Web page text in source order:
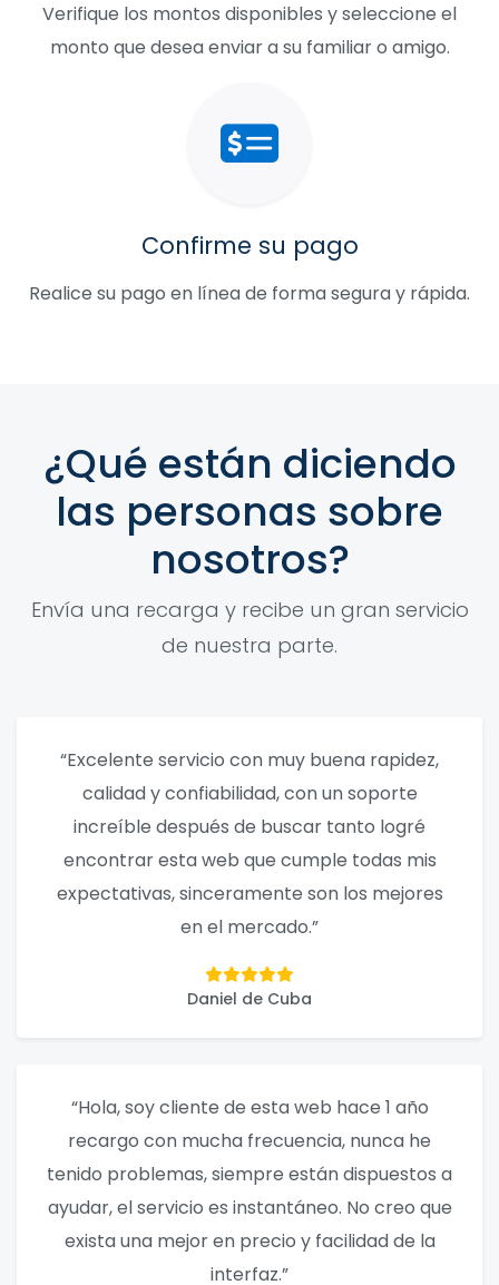
Verifique los montos disponibles y seleccione el
monto que desea enviar a su familiar o amigo.
Confirme su pago
Realice su pago en línea de forma segura y rápida.
¿Qué están diciendo
las personas sobre
nosotros?
Envía una recarga y recibe un gran servicio
de nuestra parte.
“Excelente servicio con muy buena rapidez,
calidad y confiabilidad, con un soporte
increíble después de buscar tanto logré
encontrar esta web que cumple todas mis
expectativas, sinceramente son los mejores
en el mercado.”
Daniel de Cuba
“Hola, soy cliente de esta web hace 1 año
recargo con mucha frecuencia, nunca he
tenido problemas, siempre están dispuestos a
ayudar, el servicio es instantáneo. No creo que
exista una mejor en precio y facilidad de la
interfaz.”